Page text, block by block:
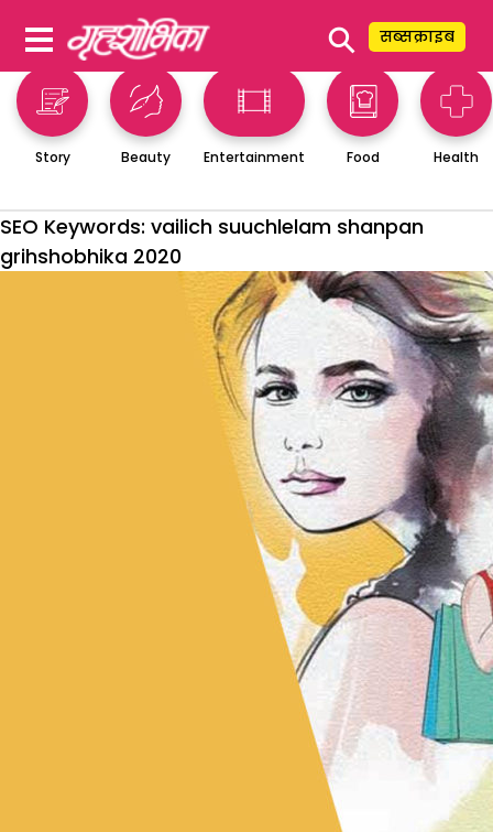
⚲ सब्सक्राइब
Story Beauty Entertainment Food Health
SEO Keywords: vailich suuchlelam shanpan
grihshobhika 2020